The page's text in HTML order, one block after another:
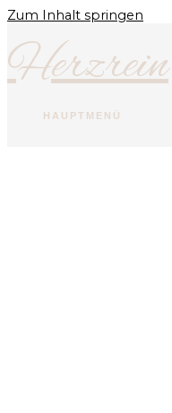
Zum Inhalt springen
Herzrein
HAUPTMENÜ